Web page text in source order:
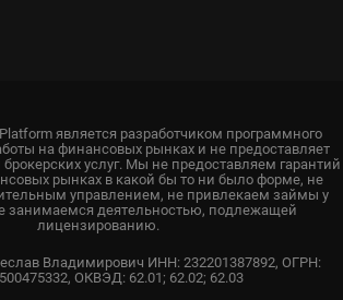
является разработчиком программного
на финансовых рынках и не предоставляет
услуг. Мы не предоставляем гарантий
рынках в какой бы то ни было форме, не
управлением, не привлекаем займы у
занимаемся деятельностью, подлежащей
лицензированию.
Владимирович ИНН: 232201387892, ОГРН:
ОКВЭД: 62.01; 62.02; 62.03